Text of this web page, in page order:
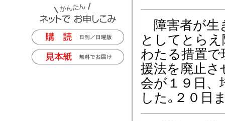
障害者が生
としてとら
わたる措置で
援法を廃止さ
会が１９日
した｡２０日